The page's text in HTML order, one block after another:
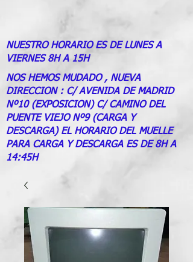
NUESTRO HORARIO ES DE LUNES A
VIERNES 8H A 15H
NOS HEMOS MUDADO , NUEVA
DIRECCION : C/ AVENIDA DE MADRID
Nº10 (EXPOSICION) C/ CAMINO DEL
PUENTE VIEJO Nº9 (CARGA Y
DESCARGA) EL HORARIO DEL MUELLE
PARA CARGA Y DESCARGA ES DE 8H A
14:45H